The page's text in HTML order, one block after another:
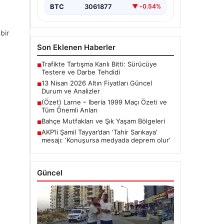
BTC 3061877 ▼ -0.54%
Son Eklenen Haberler
■Trafikte Tartışma Kanlı Bitti: Sürücüye
Testere ve Darbe Tehdidi
■13 Nisan 2026 Altın Fiyatları Güncel
Durum ve Analizler
■(Özet) Larne – Iberia 1999 Maçı Özeti ve
Tüm Önemli Anları
■Bahçe Mutfakları ve Şık Yaşam Bölgeleri
■AKP’li Şamil Tayyar’dan ‘Tahir Sarıkaya’
mesajı: ‘Konuşursa medyada deprem olur’
Güncel